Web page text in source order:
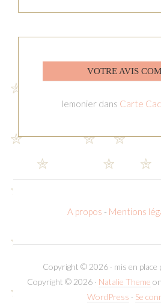
VOTRE AVIS
lemonier dans Carte
A propos - Mentions
Copyright © 2026 · mis en place
Copyright © 2026 · Natalie Theme on
WordPress · Se